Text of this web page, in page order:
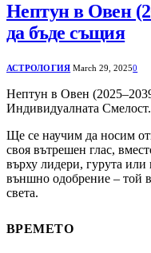
Нептун в Овен
да бъде същия
АСТРОЛОГИЯ March 29, 20250
Нептун в Овен
Индивидуалната
Ще се научим да носим
своя вътрешен глас,
върху лидери, гурута
външно одобрение – той
света.
ВРЕМЕТО